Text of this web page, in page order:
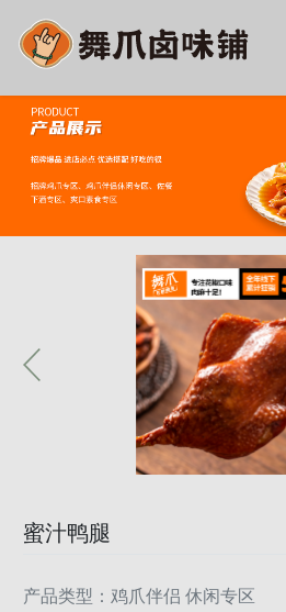
蜜汁鸭腿
产品类型：鸡爪伴侣 休闲专区